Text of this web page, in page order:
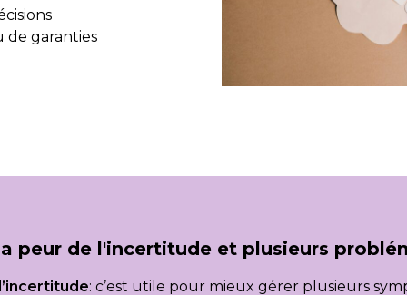
de garanties
peur de l'incertitude et plusieurs
: c’est utile pour mieux gérer plusieurs